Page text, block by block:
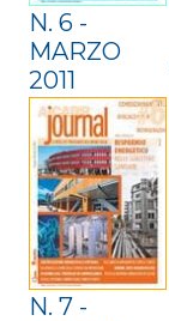
N. 6 -
MARZO
2011
N. 7 -